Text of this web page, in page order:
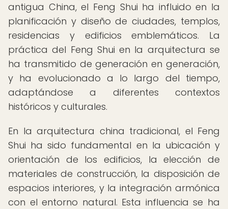
antigua China, el Feng Shui ha influido en la
planificación y diseño de ciudades, templos,
residencias y edificios emblemáticos. La
práctica del Feng Shui en la arquitectura se
ha transmitido de generación en generación,
y ha evolucionado a lo largo del tiempo,
adaptándose a diferentes contextos
históricos y culturales.
En la arquitectura china tradicional, el Feng
Shui ha sido fundamental en la ubicación y
orientación de los edificios, la elección de
materiales de construcción, la disposición de
espacios interiores, y la integración armónica
con el entorno natural. Esta influencia se ha